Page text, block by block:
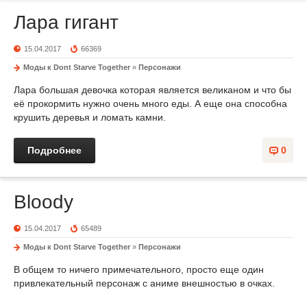
Лара гигант
15.04.2017 66369
Моды к Dont Starve Together » Персонажи
Лара большая девочка которая является великаном и что бы
её прокормить нужно очень много еды. А еще она способна
крушить деревья и ломать камни.
0
Подробнее
Bloody
15.04.2017 65489
Моды к Dont Starve Together » Персонажи
В общем то ничего примечательного, просто еще один
привлекательный персонаж с аниме внешностью в очках.